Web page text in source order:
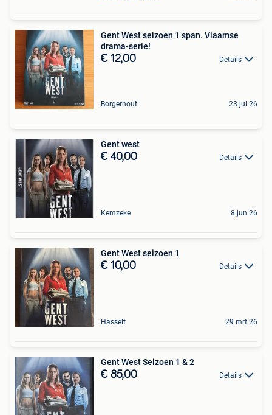
Gent West seizoen 1 span. Vlaamse
drama-serie!
€ 12,00 Details
Borgerhout 23 jul 26
Gent west
€ 40,00 Details
Kemzeke 8 jun 26
Gent West seizoen 1
€ 10,00 Details
Hasselt 29 mrt 26
Gent West Seizoen 1 & 2
€ 85,00 Details